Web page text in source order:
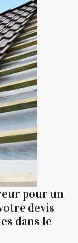
pour un
devis
dans le